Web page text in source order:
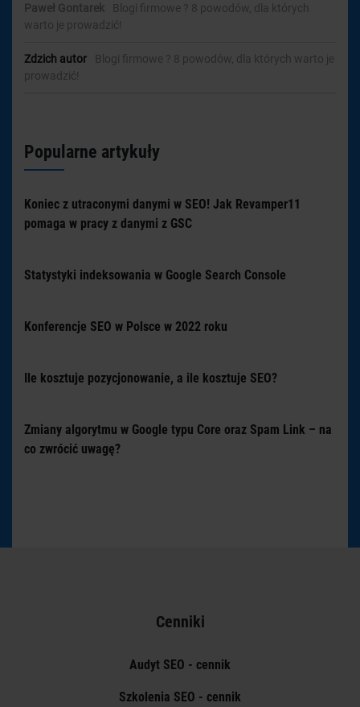
Paweł Gontarek
Blogi firmowe ? 8 powodów, dla których
warto je prowadzić!
Zdzich autor
Blogi firmowe ? 8 powodów, dla których warto je
prowadzić!
Popularne artykuły
Koniec z utraconymi danymi w SEO! Jak Revamper11
pomaga w pracy z danymi z GSC
Statystyki indeksowania w Google Search Console
Konferencje SEO w Polsce w 2022 roku
Ile kosztuje pozycjonowanie, a ile kosztuje SEO?
Zmiany algorytmu w Google typu Core oraz Spam Link – na
co zwrócić uwagę?
Cenniki
Audyt SEO - cennik
Szkolenia SEO - cennik